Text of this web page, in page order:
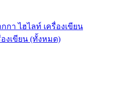
กา ไฮไลท์ เครื่องเขียน
งเขียน (ทั้งหมด)